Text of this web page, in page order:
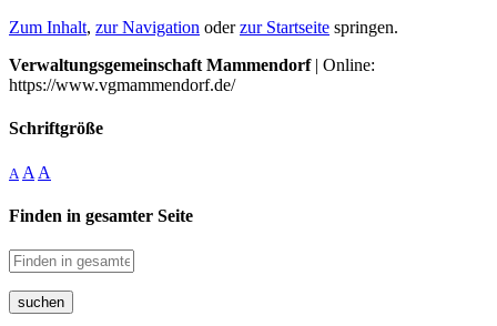
Zum Inhalt, zur Navigation oderzur Startseite springen.
Verwaltungsgemeinschaft Mammendorf| Online:
https://www.vgmammendorf.de/
Schriftgröße
A A A
Finden in gesamter Seite
suchen